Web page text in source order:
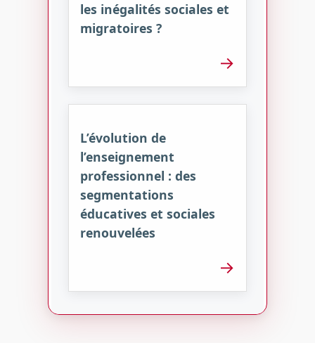
les inégalités sociales et
migratoires ?
→
L’évolution de
l’enseignement
professionnel : des
segmentations
éducatives et sociales
renouvelées
→